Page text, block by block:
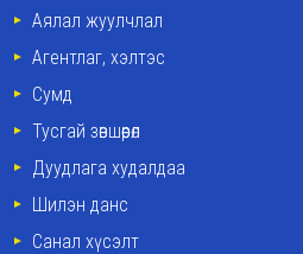
Аялал жуулчлал
Агентлаг, хэлтэс
Сумд
Тусгай зөвшөөрөл
Дуудлага худалдаа
Шилэн данс
Санал хүсэлт